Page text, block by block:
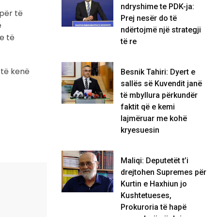
të
të
kenë
ndryshime te PDK-ja:
Prej nesër do të
ndërtojmë një strategji
të re
Besnik Tahiri: Dyert e
sallës së Kuvendit janë
të mbyllura përkundër
faktit që e kemi
lajmëruar me kohë
kryesuesin
Maliqi: Deputetët t’i
drejtohen Supremes për
Kurtin e Haxhiun jo
Kushtetueses,
Prokuroria të hapë